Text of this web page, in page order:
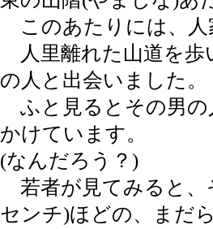
このあたりには、人
人里離れた山道を歩
の人と出会いました。
ふと見るとその男の
かけています。
(なんだろう？)
若者が見てみると
センチ)ほどの、まだ